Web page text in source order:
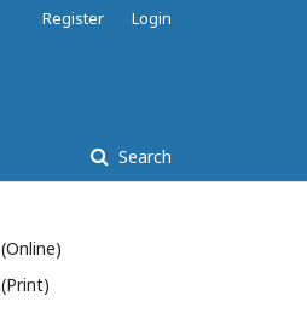
Search
Register Login
(Online)
(Print)